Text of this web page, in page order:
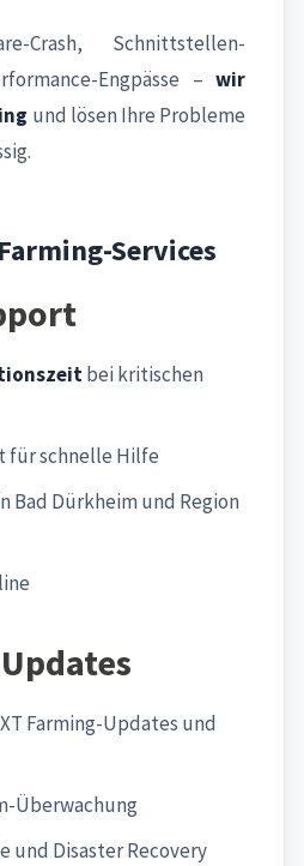
Crash, Schnittstellen-
Engpässe – wir
und lösen Ihre Probleme
Services
bei kritischen
für schnelle Hilfe
Bad Dürkheim und Region
Farming-Updates und
Überwachung
und Disaster Recovery